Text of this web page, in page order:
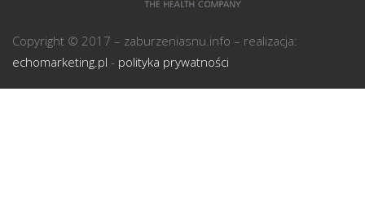
Copyright © 2017 – zaburzeniasnu.info – realizacja:
echomarketing.pl - polityka prywatności